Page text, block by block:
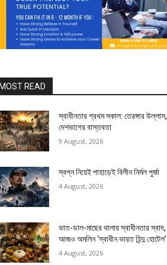
READ
স্বাধীনতার প্রথম সকাল: তেরঙ্গার উল্লাস,
দেশভাগের বাস্তবতা
9 August, 2026
স্বপ্ন নিয়েই পাহাড়েই বিলীন নির্মল পুর্জা
4 August, 2026
ভাত-ডাল-মাছের থালায় স্বাধীনতার স্বাদ,
আজও অমলিন ‘স্বাধীন ভারত হিন্দু হোটেল’
4 August, 2026